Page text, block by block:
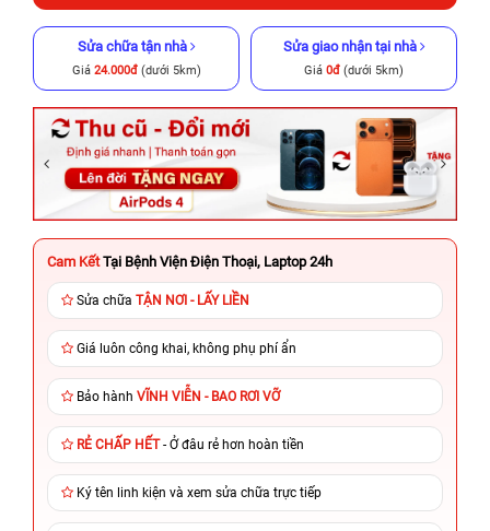
Sửa chữa tận nhà
Giá 24.000đ(dưới 5km)
Sửa giao nhận tại nhà
Giá 0đ (dưới 5km)
Cam Kết Tại Bệnh Viện Điện Thoại, Laptop 24h
Sửa chữa TẬN NƠI - LẤY LIỀN
Giá luôn công khai, không phụ phí ẩn
Bảo hành VĨNH VIỄN - BAO RƠI VỠ
RẺ CHẤP HẾT- Ở đâu rẻ hơn hoàn tiền
Ký tên linh kiện và xem sửa chữa trực tiếp